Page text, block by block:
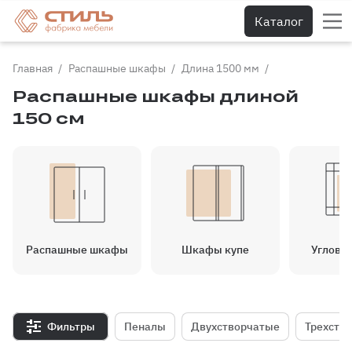
Каталог
Главная Распашные шкафы Длина 1500 мм
Распашные шкафы длиной
150 см
Распашные шкафы Шкафы купе
Фильтры Пеналы Двухстворчатые